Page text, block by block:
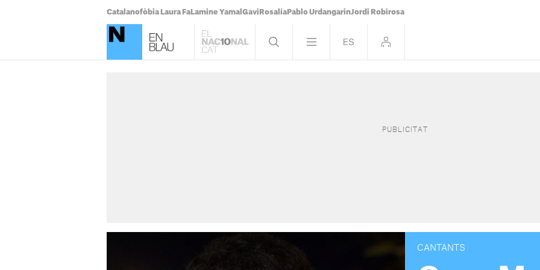
Catalanofòbia Laura Fa Lamine Yamal Gavi Rosalía Pablo UrdangarinJordi Robirosa
CANTANTS